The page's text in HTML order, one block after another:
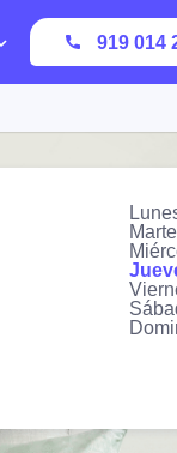
919 014